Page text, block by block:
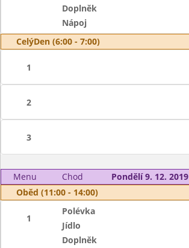
Doplněk
Nápoj
CelýDen (6:00 - 7:00)
1
2
3
Menu Chod
Pondělí 9. 12. 2019
Oběd (11:00 - 14:00)
1
Polévka
Jídlo
Doplněk